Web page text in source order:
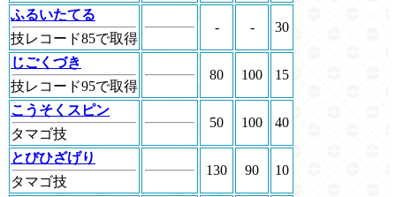
ふるいたてる
技レコード85で取得
- - 30
じごくづき
技レコード95で取得
80 100 15
こうそくスピン
タマゴ技
50 100 40
とびひざげり
タマゴ技
130 90 10